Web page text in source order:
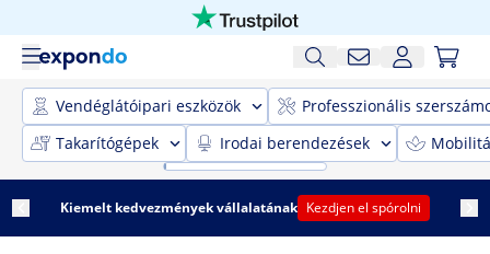
Vendéglátóipari eszközök
Professzionális
Takarítógépek
Irodai berendezések
Kiemelt kedvezmények vállalatának Kezdjen el spórolni